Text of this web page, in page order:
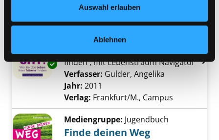
Auswahl erlauben
Ablehnen
Exemplar-Details von Aufgewacht! anzeigen
Mediengruppe:Sachbuch
Aufgewacht!
finden ; mit Lebenstraum Navigator
Verfasser: Gulder, Angelika
Jahr: 2011
Verlag: Frankfurt/M., Campus
Mediengruppe: Jugendbuch
Finde deinen Weg